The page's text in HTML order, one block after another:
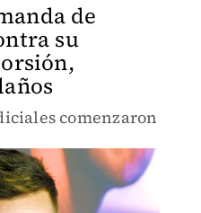
de
su
comenzaron